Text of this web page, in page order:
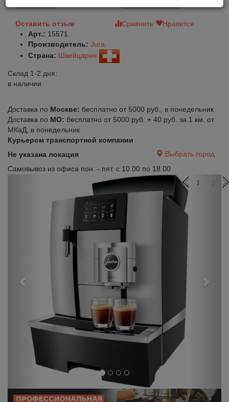
Оставить отзыв Сравнить
Нравится
Арт.: 15571
Производитель: Jura
Страна: Швейцария
Склад 1-2 дня:
в наличии
Доставка по Москве: бесплатно от 5000 руб., в понедельник
Доставка по МО: бесплатно от 5000 руб. + 40 руб. за 1 км. от
МКаД, в понедельник
Курьером транспортной компании
Не указана локация
Выбрать город
Самовывоз из офиса пон. - пят. с 10.00 по 18.00
Next
1 2